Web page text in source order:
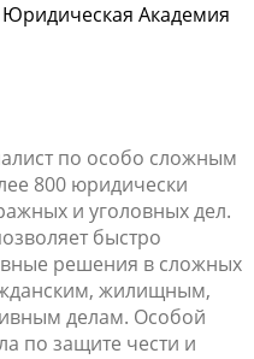
Юридическая Академия
по особо сложным
800 юридически
и уголовных дел.
быстро
решения в сложных
жилищным,
делам. Особой
по защите чести и